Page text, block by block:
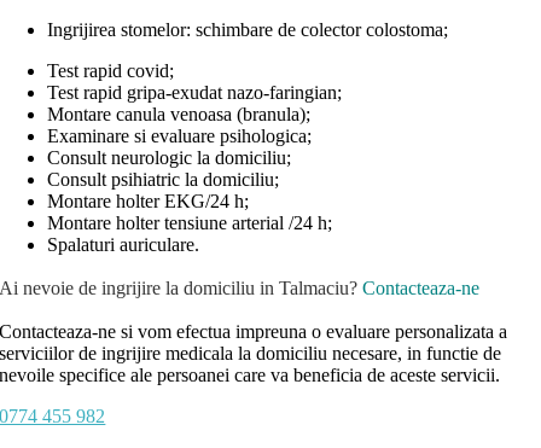
Ingrijirea stomelor: schimbare de colector colostoma;
Test rapid covid;
Test rapid gripa-exudat nazo-faringian;
Montare canula venoasa (branula);
Examinare si evaluare psihologica;
Consult neurologic la domiciliu;
Consult psihiatric la domiciliu;
Montare holter EKG/24 h;
Montare holter tensiune arterial /24 h;
Spalaturi auriculare.
Ai nevoie de ingrijire la domiciliu in Talmaciu? Contacteaza-ne
Contacteaza-ne si vom efectua impreuna o evaluare personalizata a
serviciilor de ingrijire medicala la domiciliu necesare, in functie de
nevoile specifice ale persoanei care va beneficia de aceste servicii.
0774 455 982